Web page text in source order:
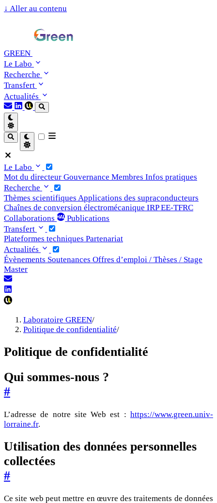
↓ Aller au contenu
GREEN
Le Labo
Recherche
Transfert
Actualités
Le Labo
Mot du directeur Gouvernance Membres Infos pratiques
Recherche
Thèmes scientifiques Applications des supraconducteurs
Chaînes de conversion électromécanique IRP EE-TFRC
Collaborations
Publications
Transfert
Plateformes techniques Partenariat
Actualités
Évènements Soutenances Offres d’emploi / Thèses / Stage
Master
Laboratoire GREEN/
Politique de confidentialité/
Politique de confidentialité
Qui sommes-nous ?
#
L’adresse de notre site Web est : https://www.green.univ-
lorraine.fr.
Utilisation des données personnelles
collectées
#
Ce site web peut mettre en œuvre des traitements de données